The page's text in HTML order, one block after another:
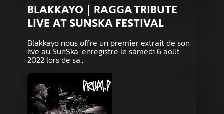
BLAKKAYO | RAGGA TRIBUTE
LIVE AT SUNSKA FESTIVAL
Blakkayo nous offre un premier extrait de son
live au SunSka, enregistré le samedi 6 août
2022 lors de sa…